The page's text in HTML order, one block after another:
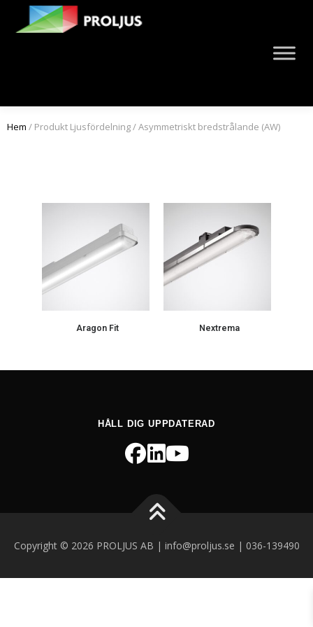
Hem / Produkt Ljusfördelning / Asymmetriskt bredstrålande (AW)
Aragon Fit Nextrema
HÅLL DIG UPPDATERAD
Copyright © 2026 PROLJUS AB | info@proljus.se | 036-139490